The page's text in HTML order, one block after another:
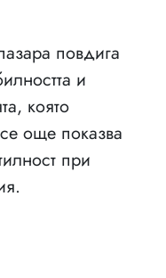
повдига
и
която
още показва
при